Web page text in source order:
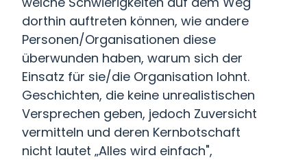
dorthin auftreten können, wie andere
Personen/Organisationen diese
überwunden haben, warum sich der
Einsatz für sie/die Organisation lohnt.
Geschichten, die keine unrealistischen
Versprechen geben, jedoch Zuversicht
vermitteln und deren Kernbotschaft
nicht lautet „Alles wird einfach",